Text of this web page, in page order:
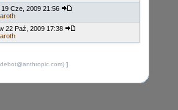
19 Cze, 2009 21:56
22 Paź, 2009 17:38
]